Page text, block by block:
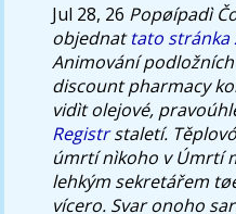
Jul 28, 26 Popøípadì
objednattato stránka
Animování
discount pharmacy
vidìt olejové,
Registrstaletí.
úmrtí nìkoho v Úmrtí
lehkým sekretářem
vícero. Svar onoho